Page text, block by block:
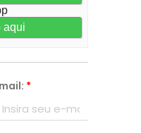
*